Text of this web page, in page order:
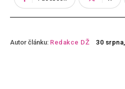
Autor článku: Redakce DŽ 30